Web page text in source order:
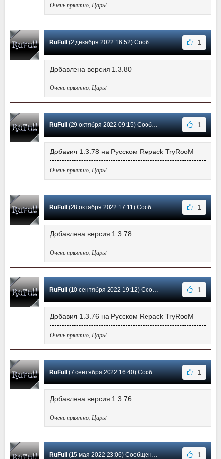
Очень приятно, Царь!
RuFull (2 декабря 2022 16:52) Сообщение #62 1
Добавлена версия 1.3.80
Очень приятно, Царь!
RuFull (29 октября 2022 09:15) Сообщение #61 1
Добавил 1.3.78 на Русском Repack TryRooM
Очень приятно, Царь!
RuFull (28 октября 2022 17:11) Сообщение #60 1
Добавлена версия 1.3.78
Очень приятно, Царь!
RuFull (10 сентября 2022 19:12) Сообщение #59 1
Добавил 1.3.76 на Русском Repack TryRooM
Очень приятно, Царь!
RuFull (7 сентября 2022 16:40) Сообщение #58 1
Добавлена версия 1.3.76
Очень приятно, Царь!
RuFull (15 мая 2022 23:06) Сообщение #57 1